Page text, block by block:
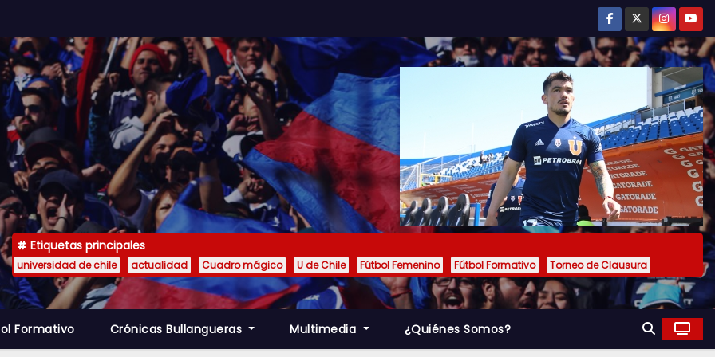
Etiquetas principales
universidad de chile actualidad Cuadro mágico U de Chile Fútbol Femenino Fútbol Formativo Torneo de Clausura
Formativo Crónicas Bullangueras Multimedia ¿Quiénes Somos?